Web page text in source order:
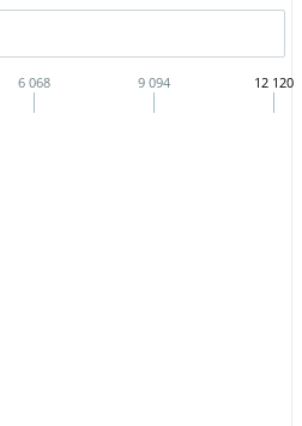
6 068 9 094 12 120